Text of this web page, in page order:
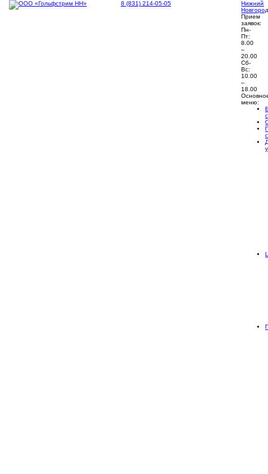
8 (831) 214-05-05
Нижний
Прием
заявок:
Пн-
Пт:
8.00
–
20.00
Сб-
Вс:
10.00
–
18.00
меню: